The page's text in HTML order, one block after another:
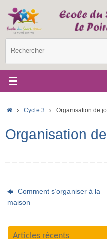
contenu
Accueil
Cycle 3 Organisation de
Organisation
Comment s’organiser à la
maison
Articles récents